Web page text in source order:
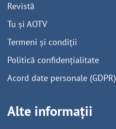
Revistă
Tu și AOTV
Termeni și condiții
Politică confidențialitate
Acord date personale (GDPR)
Alte informații